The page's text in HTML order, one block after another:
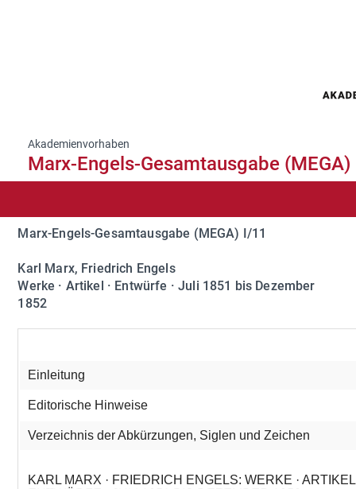
Akademienvorhaben
Marx-Engels-Gesamtausgabe (MEGA)
SUCHE
PROJEKTBESCHREIBUNG
MEGA-BÄNDE
IMES
MITARBEITER*INNEN
Marx-Engels-Gesamtausgabe (MEGA) I/11
Karl Marx, Friedrich Engels
Werke · Artikel · Entwürfe · Juli 1851 bis Dezember
1852
Einleitung
Editorische Hinweise
Verzeichnis der Abkürzungen, Siglen und Zeichen
KARL MARX · FRIEDRICH ENGELS: WERKE · ARTIKEL